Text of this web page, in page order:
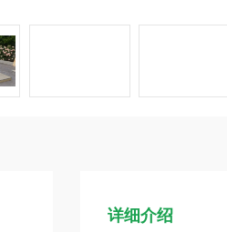
详细介绍